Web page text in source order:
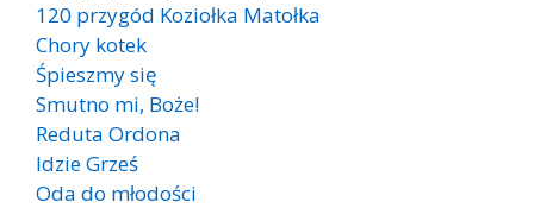
120 przygód Koziołka Matołka
Chory kotek
Śpieszmy się
Smutno mi, Boże!
Reduta Ordona
Idzie Grześ
Oda do młodości